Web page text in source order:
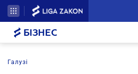
БІЗНЕС
Галузі